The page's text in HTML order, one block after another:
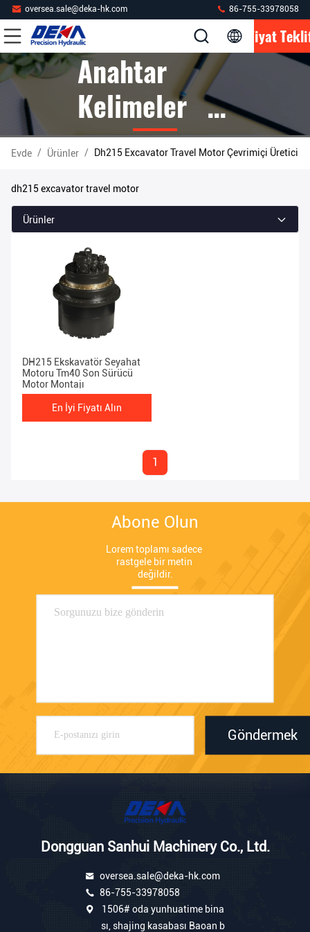
oversea.sale@deka-hk.com 86-755-33978058
Fiyat
Anahtar
Kelimeler [
Dh215
Excavator
Travel Motor
] Kibrit 1
Ürünler
Evde / Ürünler / Dh215 Excavator Travel Motor Çevrimiçi Üretici
dh215 excavator travel motor
Ürünler
DH215 Ekskavatör Seyahat
Motoru Tm40 Son Sürücü
Motor Montajı
En İyi Fiyatı Alın
1
Abone Olun
Lorem toplamı sadece
rastgele bir metin
değildir.
Göndermek
Dongguan Sanhui Machinery Co., Ltd.
oversea.sale@deka-hk.com
86-755-33978058
1506# oda yunhuatime bina
sı, shajing kasabası Baoan b